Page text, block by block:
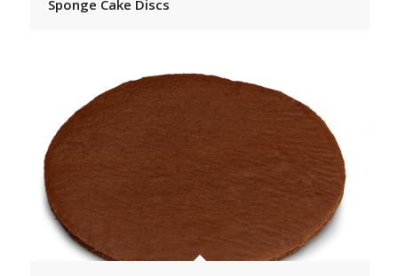
Sponge Cake Discs